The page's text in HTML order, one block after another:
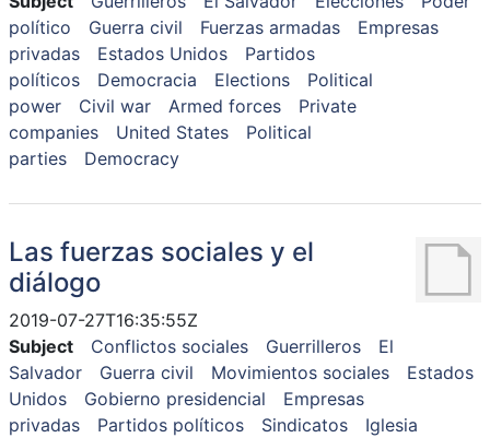
político
Guerra civil Fuerzas armadas
Empresas
privadas
Estados Unidos
Partidos
políticos
Democracia Elections
Political
power
Civil war Armed forces
Private
companies
United States
Political
parties
Democracy
Las fuerzas sociales y el
diálogo
2019-07-27T16:35:55Z
Subject
Conflictos sociales Guerrilleros
El
Salvador
Guerra civil Movimientos sociales
Estados
Unidos
Gobierno presidencial
Empresas
privadas
Partidos políticos Sindicatos
Iglesia